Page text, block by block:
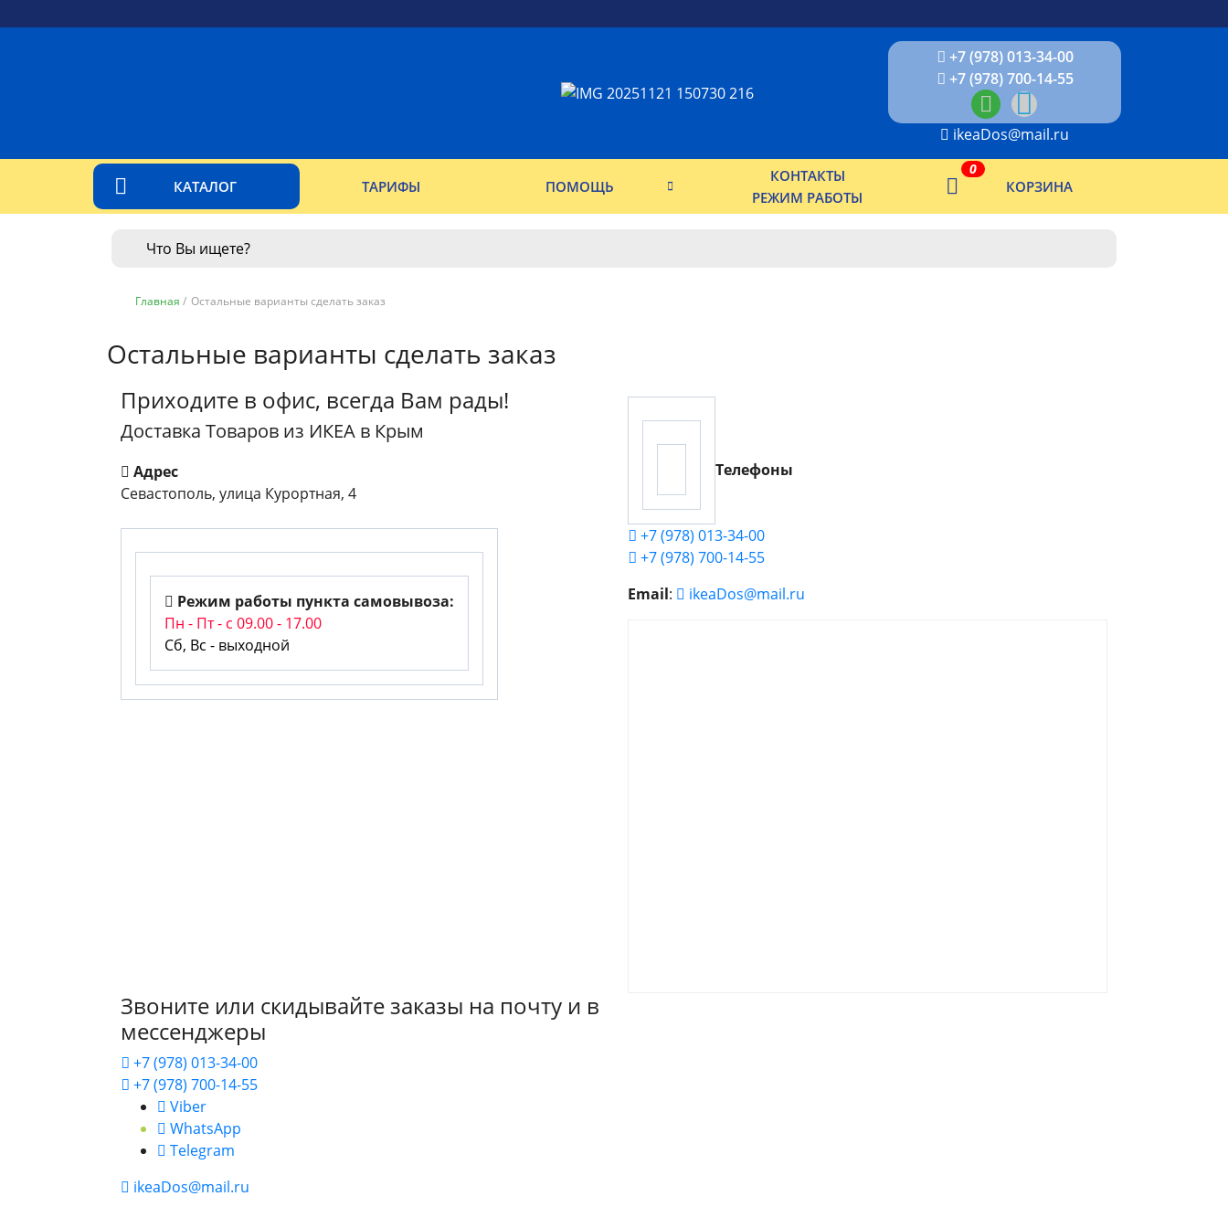
+7 (978) 013-34-00
+7 (978) 700-14-55
ikeaDos@mail.ru
КАТАЛОГ ТАРИФЫ ПОМОЩЬ
КОНТАКТЫ
РЕЖИМ РАБОТЫ
КОРЗИНА
0
Главная / Остальные варианты сделать заказ
Остальные варианты сделать заказ
Приходите в офис, всегда Вам рады!
Доставка Товаров из ИКЕА в Крым
Адрес
Севастополь, улица Курортная, 4
Режим работы пункта самовывоза:
Пн - Пт - с 09.00 - 17.00
Сб, Вс - выходной
Телефоны
+7 (978) 013-34-00
+7 (978) 700-14-55
Email: ikeaDos@mail.ru
Звоните или скидывайте заказы на почту и в
мессенджеры
+7 (978) 013-34-00
+7 (978) 700-14-55
Viber
WhatsApp
Telegram
ikeaDos@mail.ru